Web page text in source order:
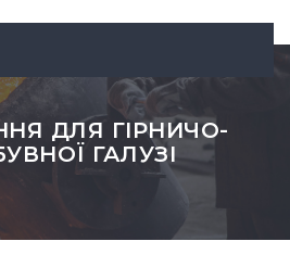
ДЛЯ ГІРНИЧО-
ГАЛУЗІ